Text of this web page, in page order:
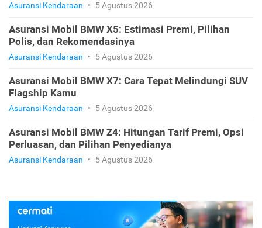
Asuransi Kendaraan • 5 Agustus 2026
Asuransi Mobil BMW X5: Estimasi Premi, Pilihan
Polis, dan Rekomendasinya
Asuransi Kendaraan • 5 Agustus 2026
Asuransi Mobil BMW X7: Cara Tepat Melindungi SUV
Flagship Kamu
Asuransi Kendaraan • 5 Agustus 2026
Asuransi Mobil BMW Z4: Hitungan Tarif Premi, Opsi
Perluasan, dan Pilihan Penyedianya
Asuransi Kendaraan • 5 Agustus 2026